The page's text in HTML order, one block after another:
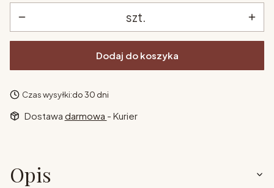
szt.
Dodaj do koszyka
Czas wysyłki:do 30 dni
Dostawa darmowa - Kurier
Opis